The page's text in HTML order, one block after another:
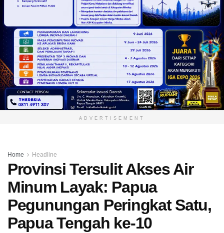
ADVERTISEMENT
Home Headline
Provinsi Tersulit Akses Air
Minum Layak: Papua
Pegunungan Peringkat Satu,
Papua Tengah ke-10